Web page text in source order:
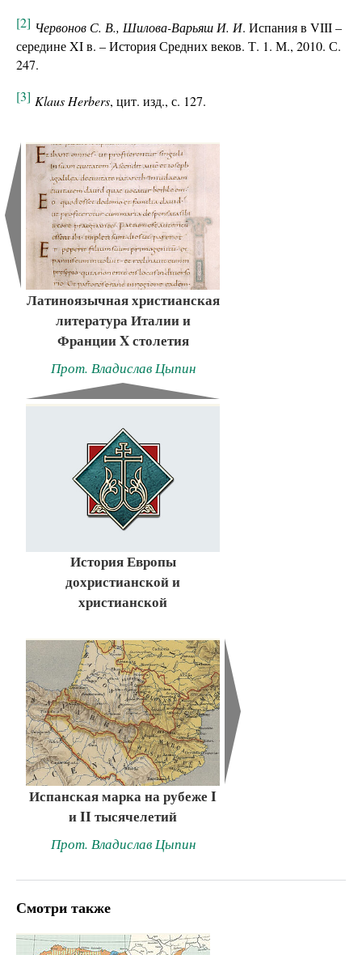
[2] Червонов С. В., Шилова-Варьяш И. И. Испания в VIII –
середине XI в. – История Средних веков. Т. 1. М., 2010. С.
247.
[3] Klaus Herbers, цит. изд., с. 127.
Латиноязычная христианская
литература Италии и
Франции X столетия
Прот. Владислав Цыпин
История Европы
дохристианской и
христианской
Испанская марка на рубеже I
и II тысячелетий
Прот. Владислав Цыпин
Смотри также